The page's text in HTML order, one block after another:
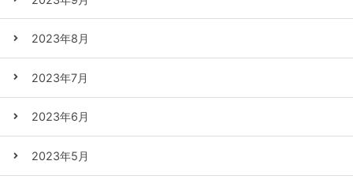
2023年8月
2023年7月
2023年6月
2023年5月